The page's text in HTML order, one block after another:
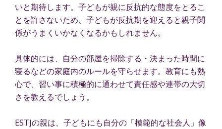
いと期待します。子どもが親に反抗的な態度をとるこ
とを許さないため、子どもが反抗期を迎えると親子関
係がうまくいかなくなるかもしれません。
具体的には、自分の部屋を掃除する・決まった時間に
寝るなどの家庭内のルールを守らせます。教育にも熱
心で、習い事に積極的に通わせて責任感や連帯の大切
さを教えるでしょう。
ESTJの親は、子どもにも自分の「模範的な社会人」像